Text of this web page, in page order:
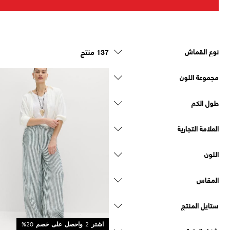
نوع القماش
مجموعة اللون
طول الكم
العلامة التجارية
اللون
المقاس
ستايل المنتج
137 منتج
Sale
اشتر 2 واحصل على خصم 20%